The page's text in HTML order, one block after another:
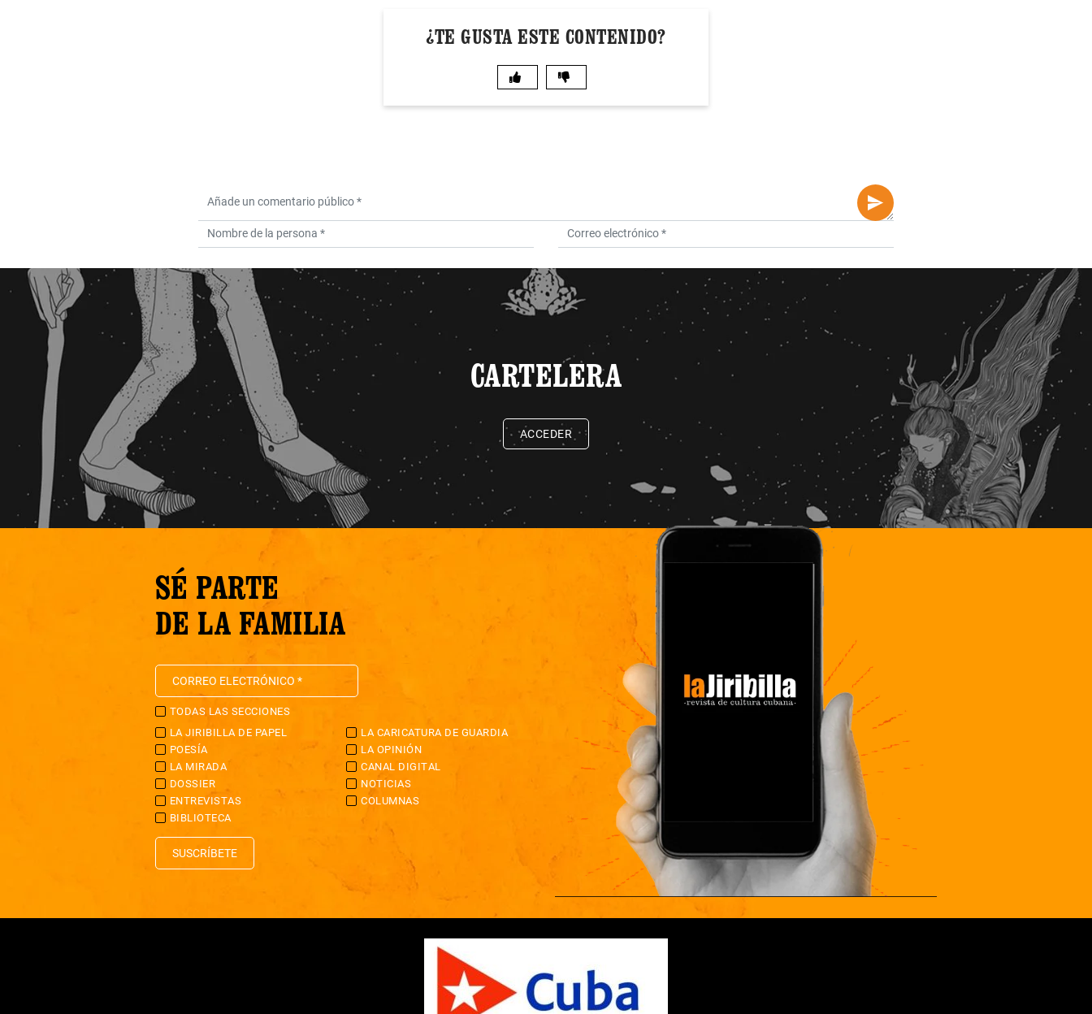
¿TE GUSTA ESTE CONTENIDO?
CARTELERA
ACCEDER
SÉ PARTE
DE LA FAMILIA
TODAS LAS SECCIONES
LA JIRIBILLA DE PAPEL
LA CARICATURA DE GUARDIA
POESÍA
LA OPINIÓN
LA MIRADA
CANAL DIGITAL
DOSSIER
NOTICIAS
ENTREVISTAS
COLUMNAS
BIBLIOTECA
SUSCRÍBETE